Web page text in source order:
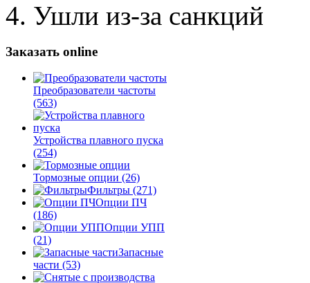
Ушли из-за санкций
Заказать online
Преобразователи частоты
(563)
Устройства плавного пуска
(254)
Тормозные опции (26)
Фильтры (271)
Опции ПЧ
(186)
Опции УПП
(21)
Запасные
части (53)